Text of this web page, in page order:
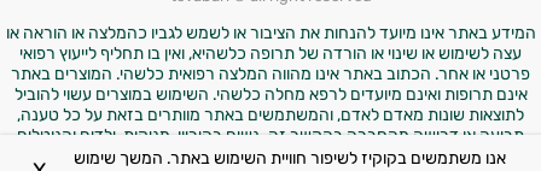
המידע באתר אינו מיועד להנחות את הציבור או לשמש לגביו כהמלצה או הוראה או
עצה לשימוש או שינוי או הורדה של תרופה כלשהיא, ואין בו תחליף לייעוץ רפואי
פרטני או אחר. הכתוב באתר אינו מהווה המלצה רפואית כלשהי. המוצרים באתר
אינם תרופות ואינם מיועדים לרפא מחלה כלשהי. השימוש במוצרים עשוי להוביל
לתוצאות שונות מאדם לאדם, והמשתמשים באתר מוותרים בזאת על כל טענה,
תביעה או דרישה מהחברה בהקשר זה. נשים בהיריון, מניקות, ילדים והנוטלים
תרופות מרשם – יש להיוועץ ברופא לפני השימוש במוצרים. התמונות באתר הן
אנו משתמשים בקוקיז לשיפור חוויית השימוש באתר. המשך שימוש